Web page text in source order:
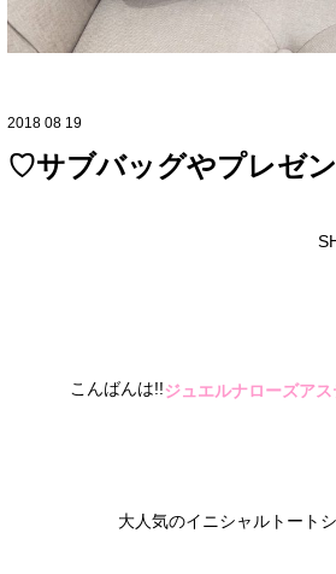
2018 08 19
♡サブバッグやプレゼ
こんばんは!!ジュエルナローズア
大人気のイニシャルトート